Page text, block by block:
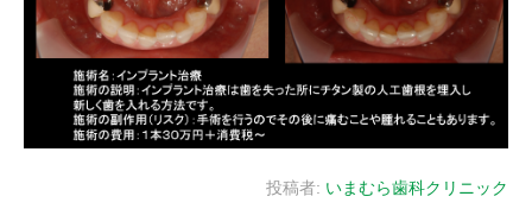
投稿者: いまむら歯科クリニック